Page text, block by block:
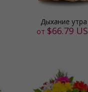
Дыхание утра
от $66.79 US